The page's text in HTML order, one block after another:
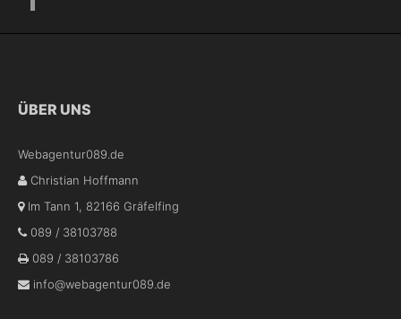
ÜBER UNS
Webagentur089.de
Christian Hoffmann
Im Tann 1
82166 Gräfelfing
089 / 38103788
089 / 38103786
info@webagentur089.de